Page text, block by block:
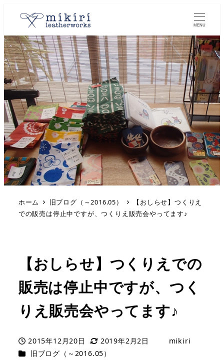
MENU
ホーム 旧ブログ（～2016.05）
【おしらせ】つくりえ
での販売は停止中ですが、つくりえ販売会やってます♪
【おしらせ】つくりえでの
販売は停止中ですが、つく
りえ販売会やってます♪
投稿日
2015年12月20日
更新日
2019年2月2日
mikiri
カテゴリー
旧ブログ（～2016.05）